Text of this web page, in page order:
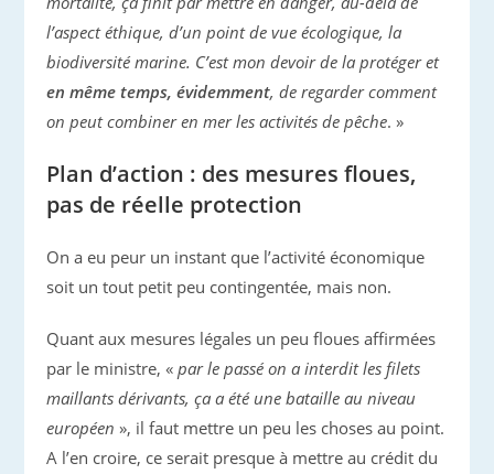
l’aspect éthique, d’un point de vue écologique, la
biodiversité marine. C’est mon devoir de la protéger et
en même temps, évidemment, de regarder comment
on peut combiner en mer les activités de pêche. »
Plan d’action : des mesures floues,
pas de réelle protection
On a eu peur un instant que l’activité économique
soit un tout petit peu contingentée, mais non.
Quant aux mesures légales un peu floues affirmées
par le ministre, «par le passé on a interdit les filets
maillants dérivants, ça a été une bataille au niveau
européen », il faut mettre un peu les choses au point.
A l’en croire, ce serait presque à mettre au crédit du